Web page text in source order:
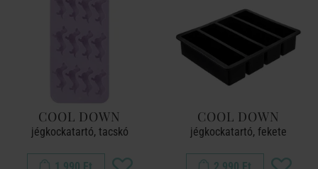
COOL DOWN
jégkockatartó, tacskó
COOL DOWN
jégkockatartó, fekete